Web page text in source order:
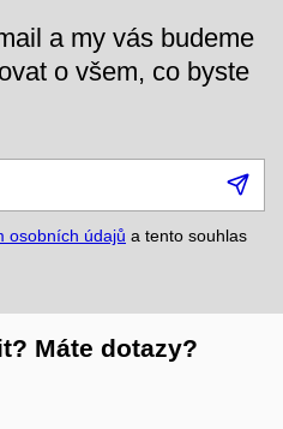
a my vás budeme
o všem, co byste
osobních údajů a tento souhlas
Máte dotazy?